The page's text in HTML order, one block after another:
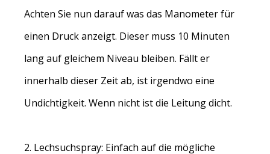
Achten Sie nun darauf was das Manometer für
einen Druck anzeigt. Dieser muss 10 Minuten
lang auf gleichem Niveau bleiben. Fällt er
innerhalb dieser Zeit ab, ist irgendwo eine
Undichtigkeit. Wenn nicht ist die Leitung dicht.
2. Lechsuchspray: Einfach auf die mögliche